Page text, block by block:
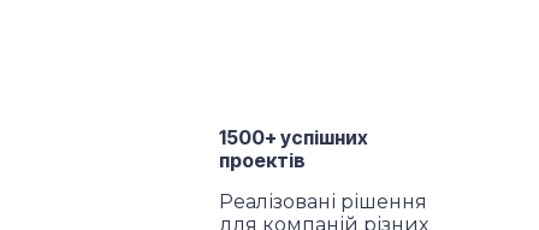
1500+ успішних
проектів
Реалізовані рішення
для компаній різних